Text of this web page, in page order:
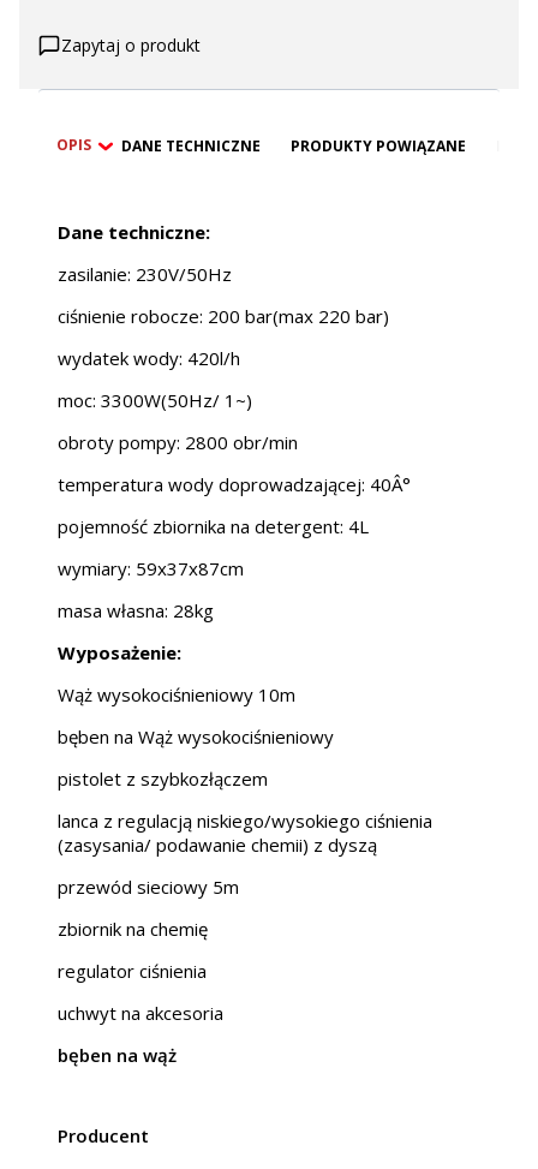
Zapytaj o produkt
OPIS DANE TECHNICZNE PRODUKTY POWIĄZANE
Dane techniczne:
zasilanie: 230V/50Hz
ciśnienie robocze: 200 bar(max 220 bar)
wydatek wody: 420l/h
moc: 3300W(50Hz/ 1~)
obroty pompy: 2800 obr/min
temperatura wody doprowadzającej: 40Â°
pojemność zbiornika na detergent: 4L
wymiary: 59x37x87cm
masa własna: 28kg
Wyposażenie:
Wąż wysokociśnieniowy 10m
bęben na Wąż wysokociśnieniowy
pistolet z szybkozłączem
lanca z regulacją niskiego/wysokiego ciśnienia
(zasysania/ podawanie chemii) z dyszą
przewód sieciowy 5m
zbiornik na chemię
regulator ciśnienia
uchwyt na akcesoria
bęben na wąż
Producent